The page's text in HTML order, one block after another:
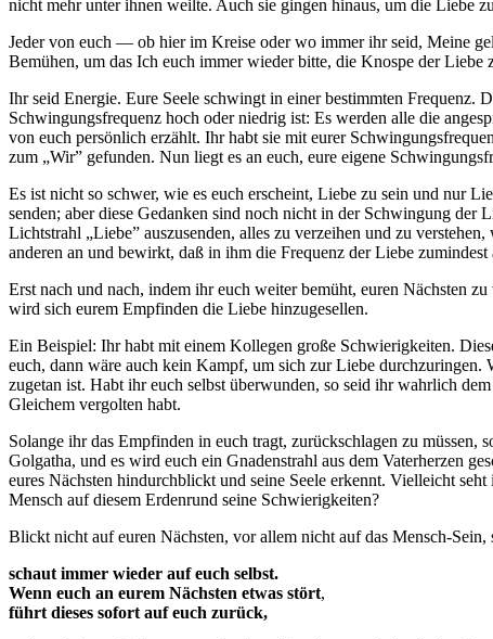
nicht mehr unter ihnen weilte. Auch sie gingen hinaus, um die Liebe
Jeder von euch — ob hier im Kreise oder wo immer ihr seid, Meine
Bemühen, um das Ich euch immer wieder bitte, die Knospe der Liebe
Ihr seid Energie. Eure Seele schwingt in einer bestimmten Frequenz.
Schwingungsfrequenz hoch oder niedrig ist: Es werden alle die
von euch persönlich erzählt. Ihr habt sie mit eurer
zum „Wir” gefunden. Nun liegt es an euch, eure eigene
Es ist nicht so schwer, wie es euch erscheint, Liebe zu sein und nur
senden; aber diese Gedanken sind noch nicht in der Schwingung der
Lichtstrahl „Liebe” auszusenden, alles zu verzeihen und zu
anderen an und bewirkt, daß in ihm die Frequenz der Liebe zumindest
Erst nach und nach, indem ihr euch weiter bemüht, euren Nächsten
wird sich eurem Empfinden die Liebe hinzugesellen.
Ein Beispiel: Ihr habt mit einem Kollegen große Schwierigkeiten.
euch, dann wäre auch kein Kampf, um sich zur Liebe durchzuringen.
zugetan ist. Habt ihr euch selbst überwunden, so seid ihr wahrlich
Gleichem vergolten habt.
Solange ihr das Empfinden in euch tragt, zurückschlagen zu
Golgatha, und es wird euch ein Gnadenstrahl aus dem Vaterherzen
eures Nächsten hindurchblickt und seine Seele erkennt. Vielleicht
Mensch auf diesem Erdenrund seine Schwierigkeiten?
Blickt nicht auf euren Nächsten, vor allem nicht auf das Mensch-Sein,
schaut immer wieder auf euch selbst.
Wenn euch an eurem Nächsten etwas stört,
führt dieses sofort auf euch zurück,